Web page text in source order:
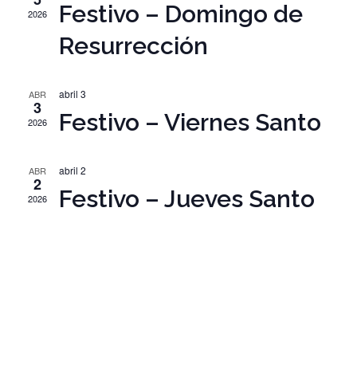
de
2026
Festivo – Domingo de
Resurrección
ABR
3
2026
abril 3
Festivo – Viernes Santo
ABR
2
2026
abril 2
Festivo – Jueves Santo